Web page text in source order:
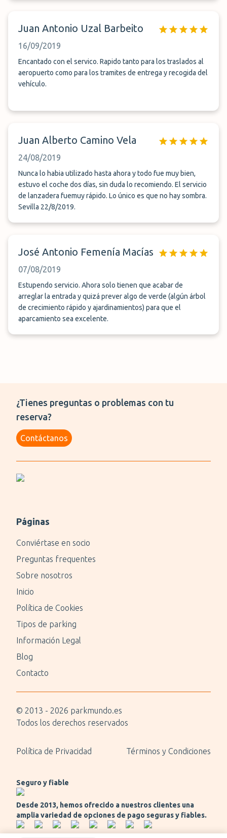
Juan Antonio Uzal Barbeito
16/09/2019
Encantado con el servico. Rapido tanto para los traslados al
aeropuerto como para los tramites de entrega y recogida del
vehículo.
Juan Alberto Camino Vela
24/08/2019
Nunca lo habia utilizado hasta ahora y todo fue muy bien,
estuvo el coche dos días, sin duda lo recomiendo. El servicio
de lanzadera fuemuy rápido. Lo único es que no hay sombra.
Sevilla 22/8/2019.
José Antonio Femenía Macías
07/08/2019
Estupendo servicio. Ahora solo tienen que acabar de
arreglar la entrada y quizá prever algo de verde (algún árbol
de crecimiento rápido y ajardinamientos) para que el
aparcamiento sea excelente.
¿Tienes preguntas o problemas con tu
reserva?
Contáctanos
Páginas
Conviértase en socio
Preguntas frequentes
Sobre nosotros
Inicio
Política de Cookies
Tipos de parking
Información Legal
Blog
Contacto
© 2013 - 2026 parkmundo.es
Todos los derechos reservados
Política de Privacidad Términos y Condiciones
Seguro y fiable
Desde 2013, hemos ofrecido a nuestros clientes una
amplia variedad de opciones de pago seguras y fiables.